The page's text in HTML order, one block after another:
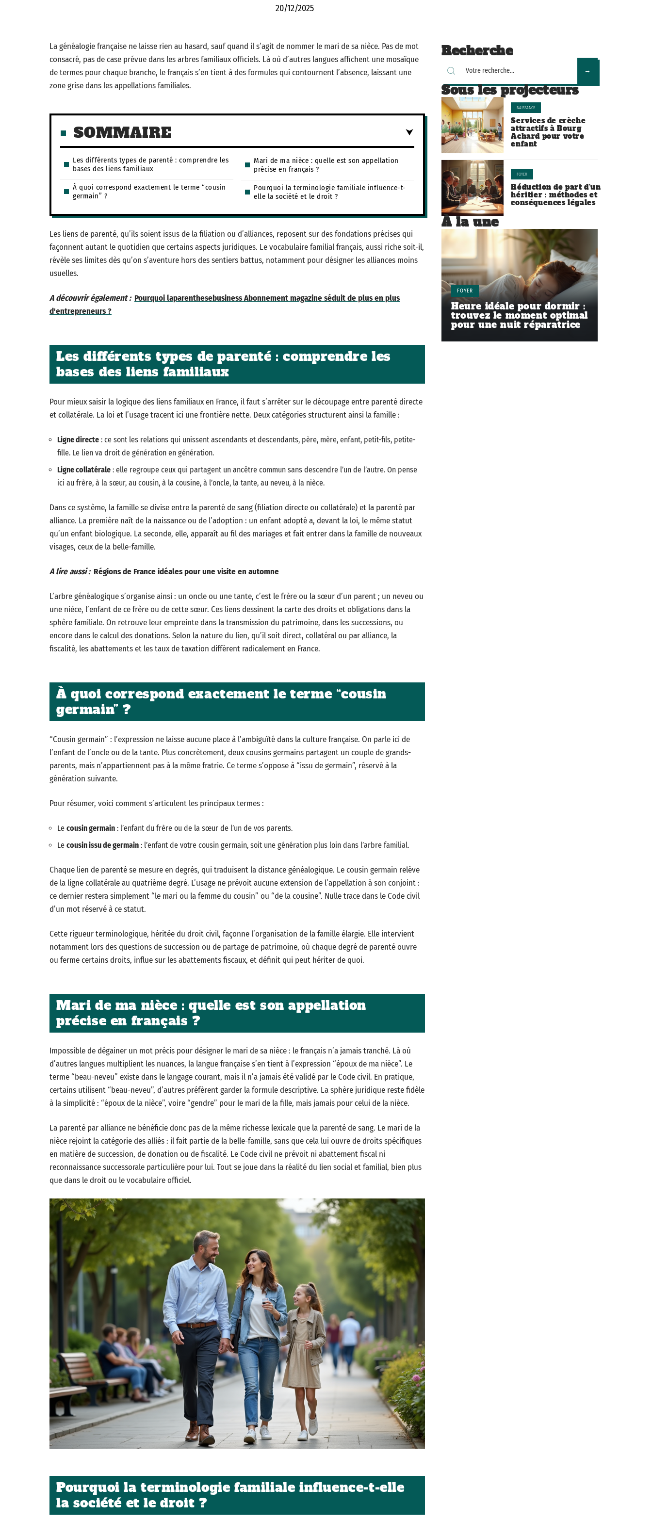
20/12/2025
La généalogie française ne laisse rien au hasard, sauf quand il s’agit de nommer le mari de sa nièce. Pas de mot
consacré, pas de case prévue dans les arbres familiaux officiels. Là où d’autres langues affichent une mosaïque
de termes pour chaque branche, le français s’en tient à des formules qui contournent l’absence, laissant une
zone grise dans les appellations familiales.
SOMMAIRE
Les différents types de parenté : comprendre les
bases des liens familiaux
À quoi correspond exactement le terme “cousin
germain” ?
Mari de ma nièce : quelle est son appellation
précise en français ?
Pourquoi la terminologie familiale influence-t-
elle la société et le droit ?
Les liens de parenté, qu’ils soient issus de la filiation ou d’alliances, reposent sur des fondations précises qui
façonnent autant le quotidien que certains aspects juridiques. Le vocabulaire familial français, aussi riche soit-il,
révèle ses limites dès qu’on s’aventure hors des sentiers battus, notamment pour désigner les alliances moins
usuelles.
A découvrir également : Pourquoi laparenthesebusiness Abonnement magazine séduit de plus en plus
d'entrepreneurs ?
Les différents types de parenté : comprendre les
bases des liens familiaux
Pour mieux saisir la logique des liens familiaux en France, il faut s’arrêter sur le découpage entre parenté directe
et collatérale. La loi et l’usage tracent ici une frontière nette. Deux catégories structurent ainsi la famille :
Ligne directe : ce sont les relations qui unissent ascendants et descendants, père, mère, enfant, petit-fils, petite-
fille. Le lien va droit de génération en génération.
Ligne collatérale : elle regroupe ceux qui partagent un ancêtre commun sans descendre l’un de l’autre. On pense
ici au frère, à la sœur, au cousin, à la cousine, à l’oncle, la tante, au neveu, à la nièce.
Dans ce système, la famille se divise entre la parenté de sang (filiation directe ou collatérale) et la parenté par
alliance. La première naît de la naissance ou de l’adoption : un enfant adopté a, devant la loi, le même statut
qu’un enfant biologique. La seconde, elle, apparaît au fil des mariages et fait entrer dans la famille de nouveaux
visages, ceux de la belle-famille.
A lire aussi : Régions de France idéales pour une visite en automne
L’arbre généalogique s’organise ainsi : un oncle ou une tante, c’est le frère ou la sœur d’un parent ; un neveu ou
une nièce, l’enfant de ce frère ou de cette sœur. Ces liens dessinent la carte des droits et obligations dans la
sphère familiale. On retrouve leur empreinte dans la transmission du patrimoine, dans les successions, ou
encore dans le calcul des donations. Selon la nature du lien, qu’il soit direct, collatéral ou par alliance, la
fiscalité, les abattements et les taux de taxation diffèrent radicalement en France.
À quoi correspond exactement le terme “cousin
germain” ?
“Cousin germain” : l’expression ne laisse aucune place à l’ambiguïté dans la culture française. On parle ici de
l’enfant de l’oncle ou de la tante. Plus concrètement, deux cousins germains partagent un couple de grands-
parents, mais n’appartiennent pas à la même fratrie. Ce terme s’oppose à “issu de germain”, réservé à la
génération suivante.
Pour résumer, voici comment s’articulent les principaux termes :
Le cousin germain : l’enfant du frère ou de la sœur de l’un de vos parents.
Le cousin issu de germain : l’enfant de votre cousin germain, soit une génération plus loin dans l’arbre familial.
Chaque lien de parenté se mesure en degrés, qui traduisent la distance généalogique. Le cousin germain relève
de la ligne collatérale au quatrième degré. L’usage ne prévoit aucune extension de l’appellation à son conjoint :
ce dernier restera simplement “le mari ou la femme du cousin” ou “de la cousine”. Nulle trace dans le Code civil
d’un mot réservé à ce statut.
Cette rigueur terminologique, héritée du droit civil, façonne l’organisation de la famille élargie. Elle intervient
notamment lors des questions de succession ou de partage de patrimoine, où chaque degré de parenté ouvre
ou ferme certains droits, influe sur les abattements fiscaux, et définit qui peut hériter de quoi.
Mari de ma nièce : quelle est son appellation
précise en français ?
Impossible de dégainer un mot précis pour désigner le mari de sa nièce : le français n’a jamais tranché. Là où
d’autres langues multiplient les nuances, la langue française s’en tient à l’expression “époux de ma nièce”. Le
terme “beau-neveu” existe dans le langage courant, mais il n’a jamais été validé par le Code civil. En pratique,
certains utilisent “beau-neveu”, d’autres préfèrent garder la formule descriptive. La sphère juridique reste fidèle
à la simplicité : “époux de la nièce”, voire “gendre” pour le mari de la fille, mais jamais pour celui de la nièce.
La parenté par alliance ne bénéficie donc pas de la même richesse lexicale que la parenté de sang. Le mari de la
nièce rejoint la catégorie des alliés : il fait partie de la belle-famille, sans que cela lui ouvre de droits spécifiques
en matière de succession, de donation ou de fiscalité. Le Code civil ne prévoit ni abattement fiscal ni
reconnaissance successorale particulière pour lui. Tout se joue dans la réalité du lien social et familial, bien plus
que dans le droit ou le vocabulaire officiel.
Pourquoi la terminologie familiale influence-t-elle
la société et le droit ?
Recherche
Sous les projecteurs
NAISSANCE
Services de crèche
attractifs à Bourg
Achard pour votre
enfant
FOYER
Réduction de part d’un
héritier : méthodes et
conséquences légales
À la une
FOYER
Heure idéale pour dormir :
trouvez le moment optimal
pour une nuit réparatrice